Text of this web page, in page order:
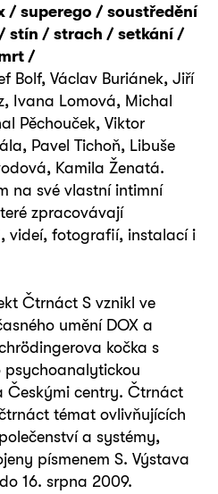
/ superego / soustředění
stín / strach / setkání /
/
Bolf, Václav Buriánek, Jiří
Ivana Lomová, Michal
Pěchouček, Viktor
Pavel Tichoň, Libuše
Kamila Ženatá.
na své vlastní intimní
zpracovávají
videí, fotografií, instalací i
Čtrnáct S vznikl ve
umění DOX a
kočka s
psychoanalytickou
Českými centry. Čtrnáct
témat ovlivňujících
a systémy,
písmenem S. Výstava
16. srpna 2009.